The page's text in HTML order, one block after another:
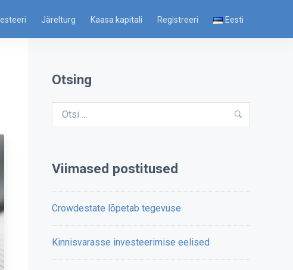
Järelturg Kaasa kapitali Registreeri Eesti
Otsing
Otsi
Viimased postitused
Crowdestate lõpetab tegevuse
Kinnisvarasse investeerimise eelised